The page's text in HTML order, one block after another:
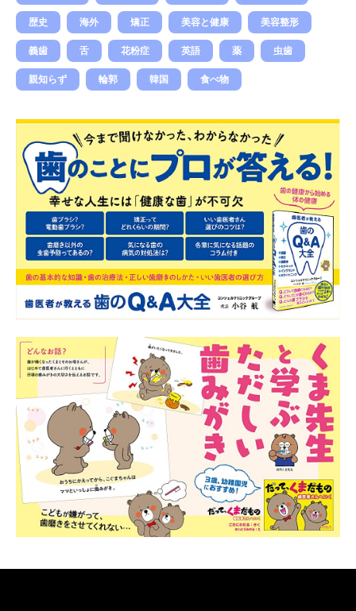
歴史 海外 矯正 美容と健康 美容整形
義歯 舌 花粉症 英語 薬 虫歯
親知らず 輪郭 韓国 食べ物